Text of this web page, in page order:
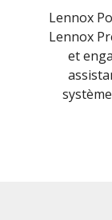
Lennox
Lennox
et